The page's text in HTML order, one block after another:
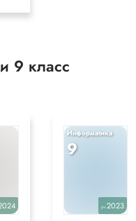
9 класс
Информатика
9
уч.2023